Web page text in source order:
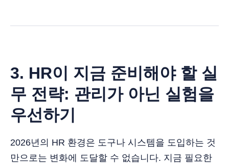
3. HR이 지금 준비해야 할 실
무 전략: 관리가 아닌 실험을
우선하기
2026년의 HR 환경은 도구나 시스템을 도입하는 것
만으로는 변화에 도달할 수 없습니다. 지금 필요한